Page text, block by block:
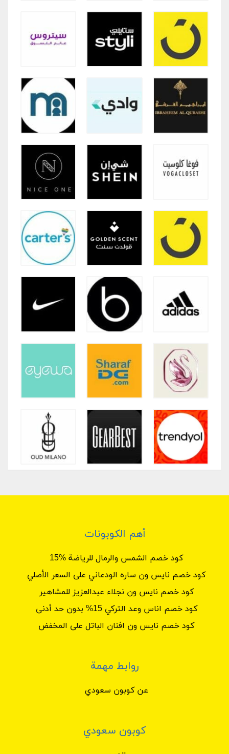
أهم الكوبونات
كود خصم الشمس والرمال للرياضة %15
كود خصم نايس ون ساره الودعاني على السعر الأصلي
كود خصم نايس ون نجلاء عبدالعزيز للمشاهير
كود خصم اناس وعد التركي 15% بدون حد أدنى
كود خصم نايس ون افنان الباتل على المخفض
روابط مهمة
عن كوبون سعودي
كوبون سعودي